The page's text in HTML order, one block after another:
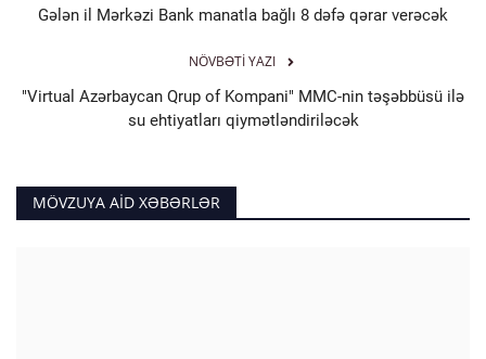
Gələn il Mərkəzi Bank manatla bağlı 8 dəfə qərar verəcək
NÖVBƏTI YAZI
"Virtual Azərbaycan Qrup of Kompani" MMC-nin təşəbbüsü ilə
su ehtiyatları qiymətləndiriləcək
MÖVZUYA AID XƏBƏRLƏR